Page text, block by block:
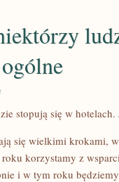
ON
PONIEKTÓRZY
SIĘ
W
JEST
stopują się w hotelach.
się wielkimi krokami,
korzystamy z
i w tym roku